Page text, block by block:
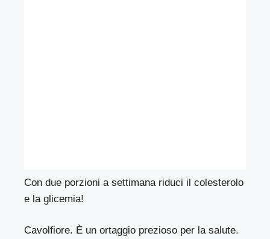
Con due porzioni a settimana riduci il colesterolo
e la glicemia!
Cavolfiore. È unortaggio prezioso per la salute.